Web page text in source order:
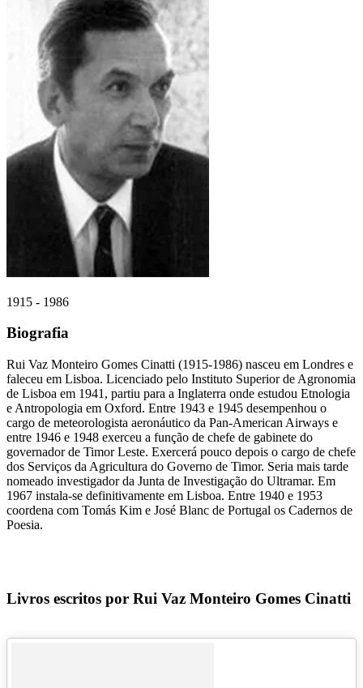
1915 - 1986
Biografia
Rui Vaz Monteiro Gomes Cinatti (1915-1986) nasceu em Londres e
faleceu em Lisboa. Licenciado pelo Instituto Superior de Agronomia
de Lisboa em 1941, partiu para a Inglaterra onde estudou Etnologia
e Antropologia em Oxford. Entre 1943 e 1945 desempenhou o
cargo de meteorologista aeronáutico da Pan-American Airways e
entre 1946 e 1948 exerceu a função de chefe de gabinete do
governador de Timor Leste. Exercerá pouco depois o cargo de chefe
dos Serviços da Agricultura do Governo de Timor. Seria mais tarde
nomeado investigador da Junta de Investigação do Ultramar. Em
1967 instala-se definitivamente em Lisboa. Entre 1940 e 1953
coordena com Tomás Kim e José Blanc de Portugal os Cadernos de
Poesia.
Livros escritos por Rui Vaz Monteiro Gomes Cinatti